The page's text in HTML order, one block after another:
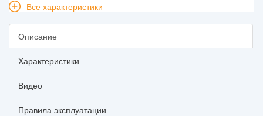
Все характеристики
Описание
Характеристики
Видео
Правила эксплуатации